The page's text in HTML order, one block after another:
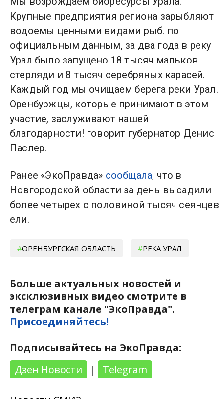
Крупные предприятия региона зарыбляют
водоемы ценными видами рыб. по
официальным данным, за два года в реку
Урал было запущено 18 тысяч мальков
стерляди и 8 тысяч серебряных карасей.
Каждый год мы очищаем берега реки Урал.
Оренбуржцы, которые принимают в этом
участие, заслуживают нашей
благодарности! говорит губернатор Денис
Паслер.
Ранее «ЭкоПравда» сообщала, что в
Новгородской области за день высадили
более четырех с половиной тысяч сеянцев
ели.
ОРЕНБУРГСКАЯ ОБЛАСТЬ РЕКА УРАЛ
Больше актуальных новостей и
эксклюзивных видео смотрите в
телеграм канале "ЭкоПравда".
Присоединяйтесь!
Подписывайтесь на ЭкоПравда:
Дзен Новости
| Telegram